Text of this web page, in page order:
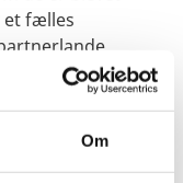
Om
et fælles
Danmark gør for
når det
information